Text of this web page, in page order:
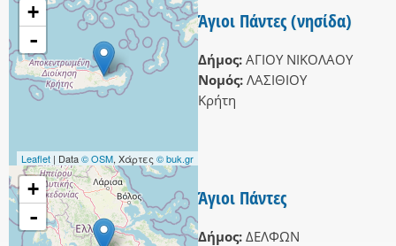
+
-
Leaflet | Data© OSM, Χάρτες © buk.gr
Άγιοι Πάντες (νησίδα)
Δήμος: ΑΓΙΟΥ ΝΙΚΟΛΑΟΥ
Νομός: ΛΑΣΙΘΙΟΥ
Κρήτη
+
-
Άγιοι Πάντες
Δήμος: ΔΕΛΦΩΝ